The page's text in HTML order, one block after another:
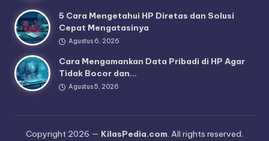
5 Cara Mengetahui HP Diretas dan Solusi
Cepat Mengatasinya
Agustus 6, 2026
Cara Mengamankan Data Pribadi di HP Agar
Tidak Bocor dan…
Agustus 5, 2026
Copyright 2026 — KilasPedia.com. All rights reserved.